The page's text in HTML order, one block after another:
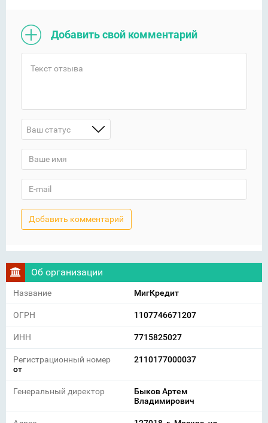
Добавить свой комментарий
Ваш статус
Об организации
Название МигКредит
ОГРН 1107746671207
ИНН 7715825027
Регистрационный номер
2110177000037
от
Генеральный директор
Быков Артем
Владимирович